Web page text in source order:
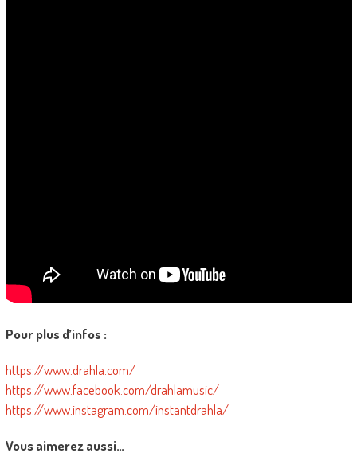
Pour plus d’infos :
https://www.drahla.com/
https://www.facebook.com/drahlamusic/
https://www.instagram.com/instantdrahla/
Vous aimerez aussi…